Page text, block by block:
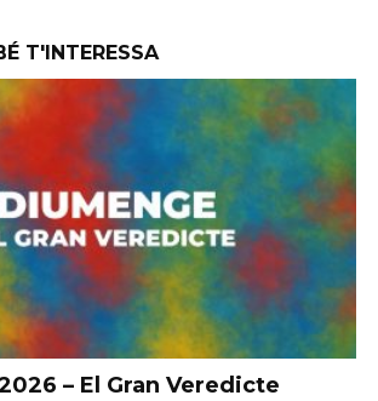
T'INTERESSA
– El Gran Veredicte